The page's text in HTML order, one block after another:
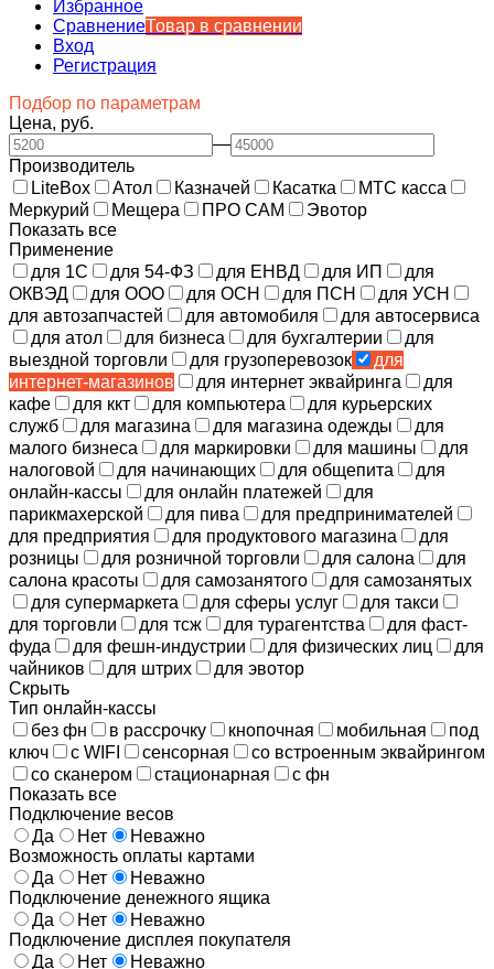
Избранное
СравнениеТовар в сравнении
Вход
Регистрация
Подбор по параметрам
Цена, руб.
—
Производитель
LiteBox
Атол Казначей Касатка
МТС касса
Меркурий
Мещера ПРО САМ
Эвотор
Показать все
Применение
для 1С
для 54-ФЗ для ЕНВД для ИП
для
ОКВЭД
для ООО для ОСН для ПСН
для УСН
для автозапчастей
для автомобиля
для автосервиса
для атол
для бизнеса для бухгалтерии
для
выездной торговли
для грузоперевозок
для
интернет-магазинов
для интернет эквайринга
для
кафе
для ккт для компьютера
для курьерских
служб
для магазина для магазина одежды
для
малого бизнеса
для маркировки для машины
для
налоговой
для начинающих для общепита
для
онлайн-кассы
для онлайн платежей
для
парикмахерской
для пива
для предпринимателей
для предприятия
для продуктового магазина
для
розницы
для розничной торговли для салона
для
салона красоты
для самозанятого
для самозанятых
для супермаркета
для сферы услуг
для такси
для торговли
для тсж для турагентства
для фаст-
фуда
для фешн-индустрии для физических лиц
для
чайников
для штрих
для эвотор
Скрыть
Тип онлайн-кассы
без фн
в рассрочку кнопочная мобильная
под
ключ
с WIFI сенсорная
со встроенным эквайрингом
со сканером
стационарная
с фн
Показать все
Подключение весов
Да
Нет
Неважно
Возможность оплаты картами
Да
Нет
Неважно
Подключение денежного ящика
Да
Нет
Неважно
Подключение дисплея покупателя
Да
Нет Неважно